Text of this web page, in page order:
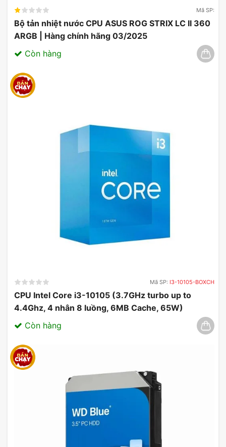
Mã SP:
Bộ tản nhiệt nước CPU ASUS ROG STRIX LC II 360
ARGB | Hàng chính hãng 03/2025
Còn hàng
Mã SP: I3-10105-BOXCH
CPU Intel Core i3-10105 (3.7GHz turbo up to
4.4Ghz, 4 nhân 8 luồng, 6MB Cache, 65W)
03/2025
Còn hàng